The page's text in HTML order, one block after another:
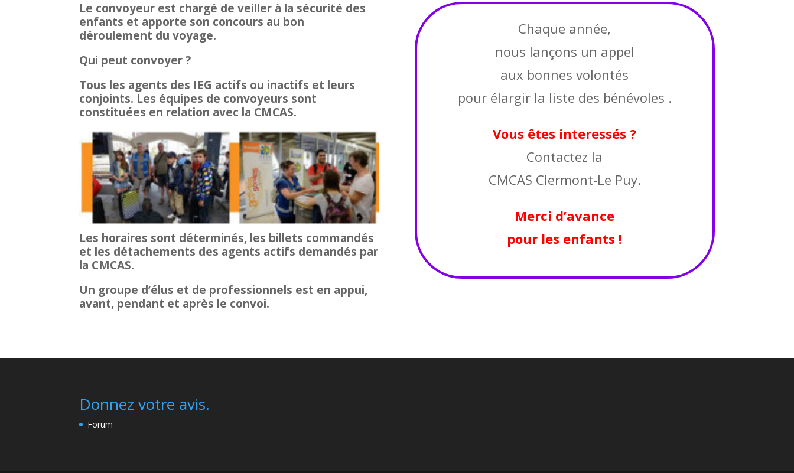
Le convoyeur est chargé de veiller à la sécurité des
enfants et apporte son concours au bon
déroulement du voyage.
Qui peut convoyer ?
Tous les agents des IEG actifs ou inactifs et leurs
conjoints. Les équipes de convoyeurs sont
constituées en relation avec la CMCAS.
Les horaires sont déterminés, les billets commandés
et les détachements des agents actifs demandés par
la CMCAS.
Un groupe d’élus et de professionnels est en appui,
avant, pendant et après le convoi.
Chaque année,
nous lançons un appel
aux bonnes volontés
pour élargir la liste des bénévoles .
Vous êtes interessés ?
Contactez la
CMCAS Clermont-Le Puy.
Merci d’avance
pour les enfants !
Donnez votre avis.
Forum